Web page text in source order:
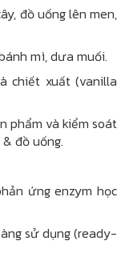
đồ uống lên men,
mì, dưa muối.
chiết xuất (vanilla
phẩm và kiểm soát
đồ uống.
ứng enzym học
sử dụng (ready-